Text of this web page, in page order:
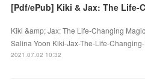
[Pdf/ePub] Kiki & Jax: The Life-
Kiki &amp; Jax: The Life-Changing
Salina Yoon Kiki-Jax-The-Life-
2021.07.02 10:32